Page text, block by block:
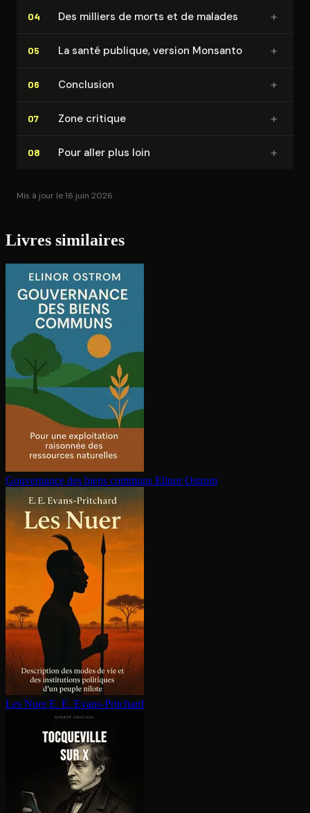
04 Des milliers de morts et de malades +
05 La santé publique, version Monsanto +
06 Conclusion +
07 Zone critique +
08 Pour aller plus loin +
Mis à jour le 16 juin 2026
Livres similaires
Gouvernance des biens communs Elinor Ostrom
Les Nuer E. E. Evans-Pritchard